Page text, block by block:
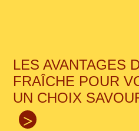
LES AVANTAGES
FRAÎCHE POUR
UN CHOIX
>